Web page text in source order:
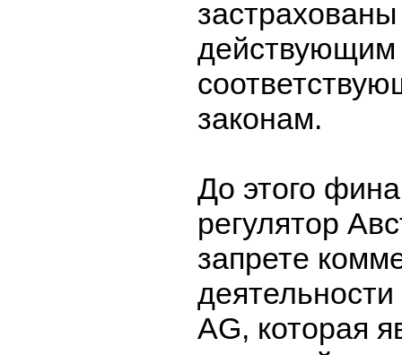
действующим
законам.
До этого
регулятор
запрете
AG, которая